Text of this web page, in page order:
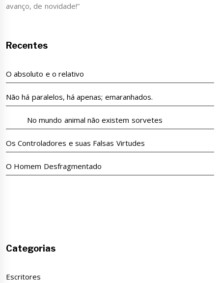
avanço, de novidade!”
Recentes
O absoluto e o relativo
Não há paralelos, há apenas; emaranhados.
No mundo animal não existem sorvetes
Os Controladores e suas Falsas Virtudes
O Homem Desfragmentado
Categorias
Escritores